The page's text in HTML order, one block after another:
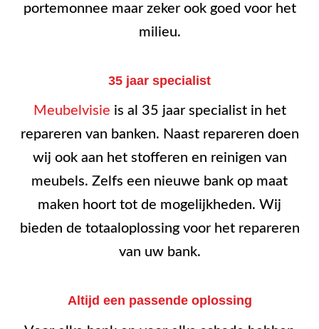
portemonnee maar zeker ook goed voor het
milieu.
35 jaar specialist
Meubelvisie is al 35 jaar specialist in het
repareren van banken. Naast repareren doen
wij ook aan het stofferen en reinigen van
meubels. Zelfs een nieuwe bank op maat
maken hoort tot de mogelijkheden. Wij
bieden de totaaloplossing voor het repareren
van uw bank.
Altijd een passende oplossing